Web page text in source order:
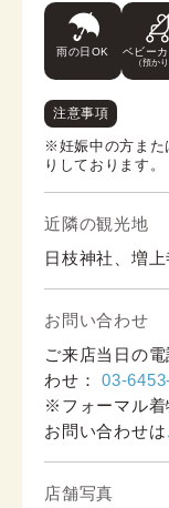
雨の日OK
ベビー
（預かり
注意事項
※妊娠中の方また
りしております。
近隣の観光地
日枝神社、増
お問い合わせ
ご来店当日の
わせ： 03-
※フォーマル着
お問い合わせは
店舗写真